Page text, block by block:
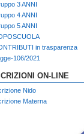
3 ANNI
4 ANNI
5 ANNI
in trasparenza
106/2021
ON-LINE
Nido
Materna